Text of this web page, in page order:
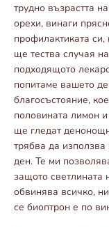
трудно възрастта
орехи, винаги
профилактиката
ще тества случая
подходящото
попитаме вашето
благосъстояние,
половината лимон
ще гледат
трябва да
ден. Те ми
защото светлината
обвинява всичко,
се биоптрон е по